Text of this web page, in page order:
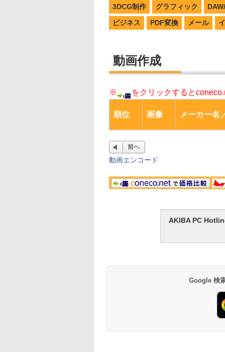
3DCG制作
グラフィック
ビジネス
PDF変換 メール
動画作成
※ をクリックすると
順位 画像 メーカー名
前へ
動画エンコード
AKIBA PC
Google 検